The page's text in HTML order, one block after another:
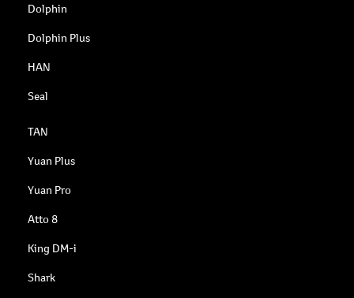
Dolphin
Dolphin Plus
HAN
Seal
TAN
Yuan Plus
Yuan Pro
Atto 8
King DM-i
Shark